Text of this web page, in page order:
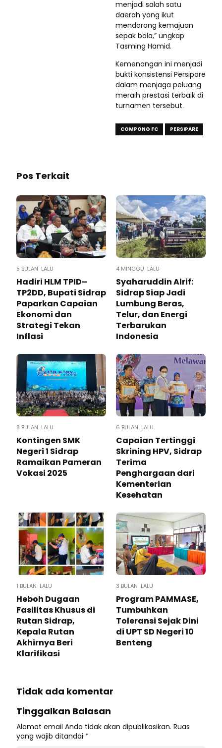
menjadi salah satu
daerah yang ikut
mendorong kemajuan
sepak bola,” ungkap
Tasming Hamid.
Kemenangan ini menjadi
bukti konsistensi Persipare
dalam menjaga peluang
meraih prestasi terbaik di
turnamen tersebut.
COMPONG FC PERSIPARE
Pos Terkait
5 BULAN LALU
Hadiri HLM TPID–
TP2DD, Bupati Sidrap
Paparkan Capaian
Ekonomi dan
Strategi Tekan
Inflasi
4 MINGGU LALU
Syaharuddin Alrif:
Sidrap Siap Jadi
Lumbung Beras,
Telur, dan Energi
Terbarukan
Indonesia
8 BULAN LALU
Kontingen SMK
Negeri 1 Sidrap
Ramaikan Pameran
Vokasi 2025
6 BULAN LALU
Capaian Tertinggi
Skrining HPV, Sidrap
Terima
Penghargaan dari
Kementerian
Kesehatan
1 BULAN LALU
Heboh Dugaan
Fasilitas Khusus di
Rutan Sidrap,
Kepala Rutan
Akhirnya Beri
Klarifikasi
3 BULAN LALU
Program PAMMASE,
Tumbuhkan
Toleransi Sejak Dini
di UPT SD Negeri 10
Benteng
Tidak ada komentar
Tinggalkan Balasan
Alamat email Anda tidak akan dipublikasikan. Ruas
yang wajib ditandai *